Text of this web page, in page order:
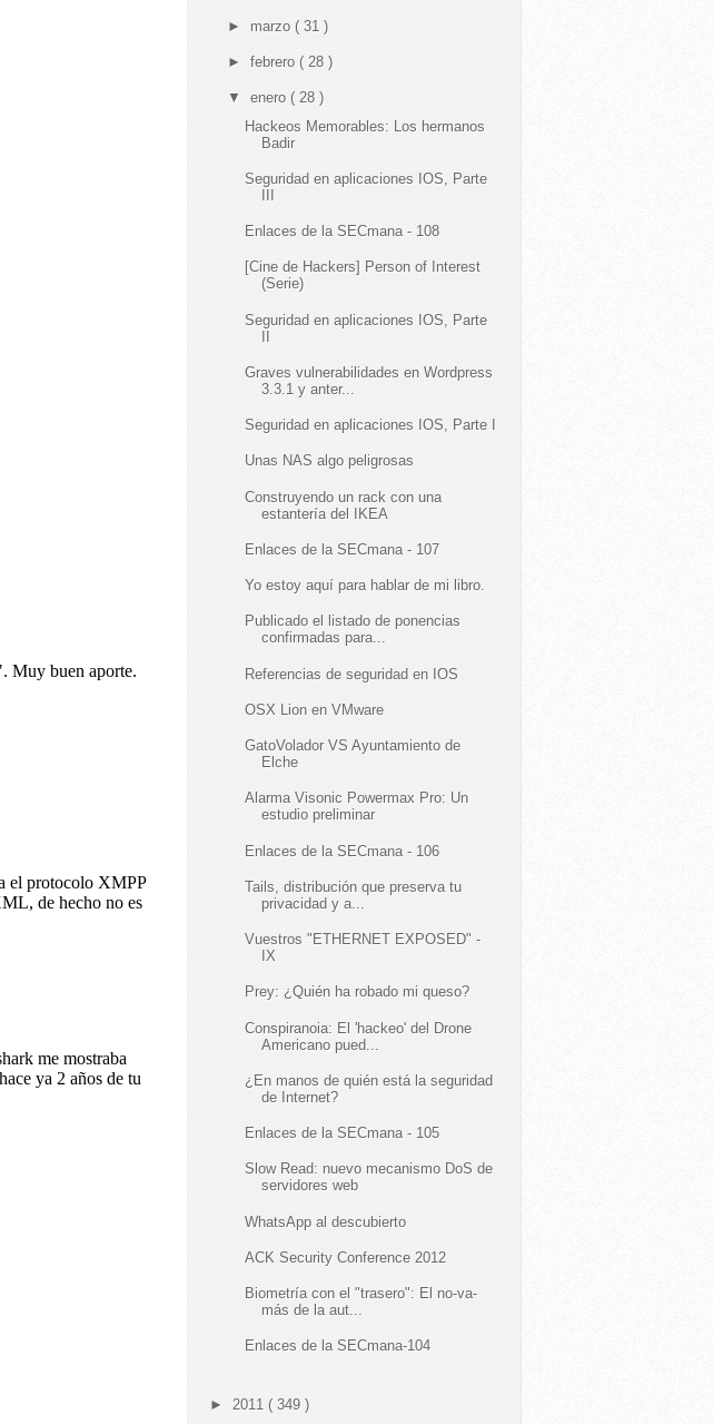
► marzo ( 31 )
► febrero ( 28 )
▼ enero ( 28 )
Hackeos Memorables: Los hermanos
Badir
Seguridad en aplicaciones IOS, Parte
Enlaces de la SECmana - 108
[Cine de Hackers] Person of Interest
(Serie)
Seguridad en aplicaciones IOS, Parte
II
Graves vulnerabilidades en Wordpress
3.3.1 y anter...
Seguridad en aplicaciones IOS, Parte I
Unas NAS algo peligrosas
Construyendo un rack con una
estantería del IKEA
Enlaces de la SECmana - 107
Yo estoy aquí para hablar de mi libro.
Publicado el listado de ponencias
confirmadas para...
Referencias de seguridad en IOS
OSX Lion en VMware
GatoVolador VS Ayuntamiento de
Elche
Alarma Visonic Powermax Pro: Un
estudio preliminar
Enlaces de la SECmana - 106
Tails, distribución que preserva tu
privacidad y a...
Vuestros "ETHERNET EXPOSED" -
IX
Prey: ¿Quién ha robado mi queso?
Conspiranoia: El 'hackeo' del Drone
Americano pued...
¿En manos de quién está la seguridad
de Internet?
Enlaces de la SECmana - 105
Slow Read: nuevo mecanismo DoS de
servidores web
WhatsApp al descubierto
ACK Security Conference 2012
Biometría con el "trasero": El no-va-
más de la aut...
Enlaces de la SECmana-104
► 2011 ( 349 )